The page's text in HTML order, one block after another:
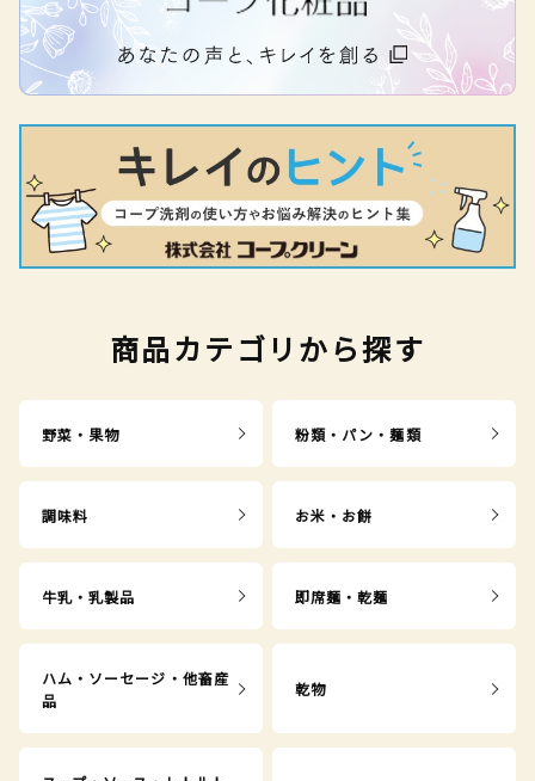
商品カテゴリから探す
野菜・果物 粉類・パン・麺類
調味料 お米・お餅
牛乳・乳製品 即席麺・乾麺
ハム・ソーセージ・他畜産
品
乾物